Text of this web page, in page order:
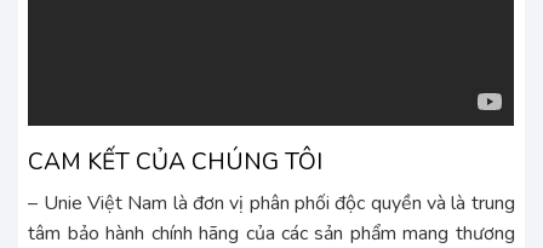
CAM KẾT CỦA CHÚNG TÔI
– Unie Việt Nam là đơn vị phân phối độc quyền và là trung
tâm bảo hành chính hãng của các sản phẩm mang thương